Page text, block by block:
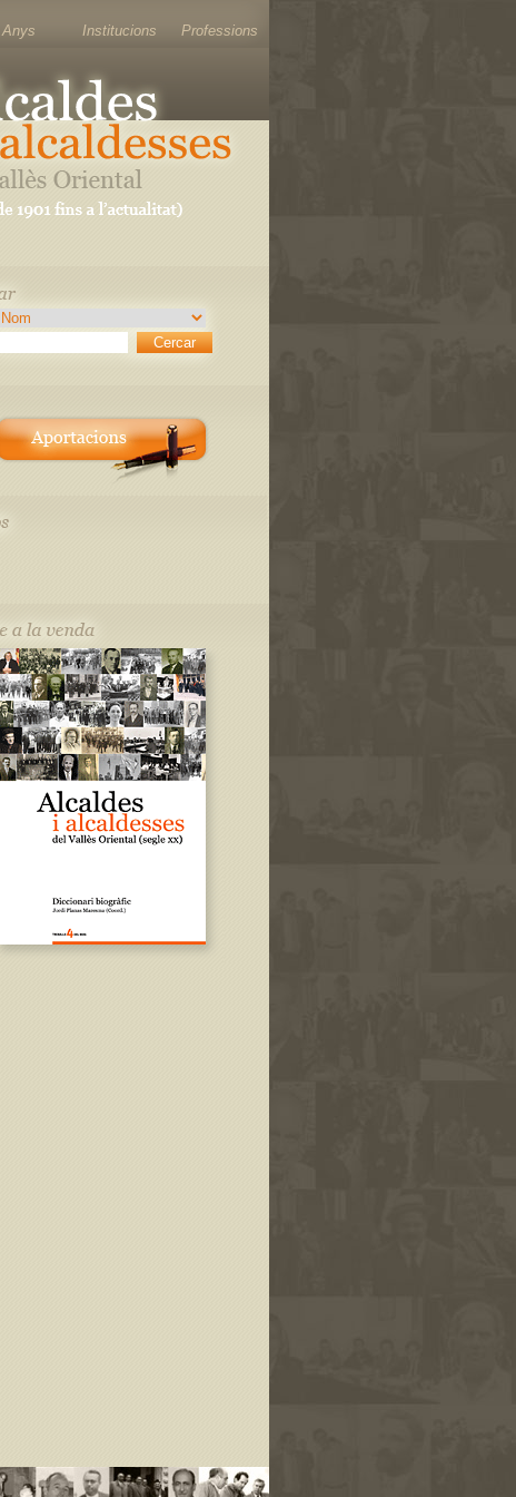
Professions
Institucions
Anys